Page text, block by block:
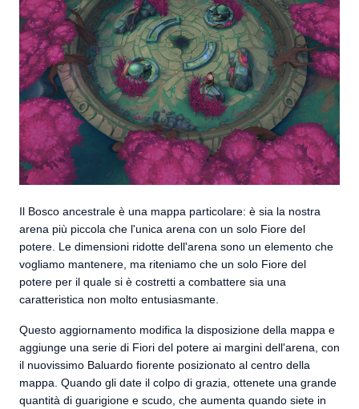
Il Bosco ancestrale è una mappa particolare: è sia la nostra
arena più piccola che l'unica arena con un solo Fiore del
potere. Le dimensioni ridotte dell'arena sono un elemento che
vogliamo mantenere, ma riteniamo che un solo Fiore del
potere per il quale si è costretti a combattere sia una
caratteristica non molto entusiasmante.
Questo aggiornamento modifica la disposizione della mappa e
aggiunge una serie di Fiori del potere ai margini dell'arena, con
il nuovissimo Baluardo fiorente posizionato al centro della
mappa. Quando gli date il colpo di grazia, ottenete una grande
quantità di guarigione e scudo, che aumenta quando siete in